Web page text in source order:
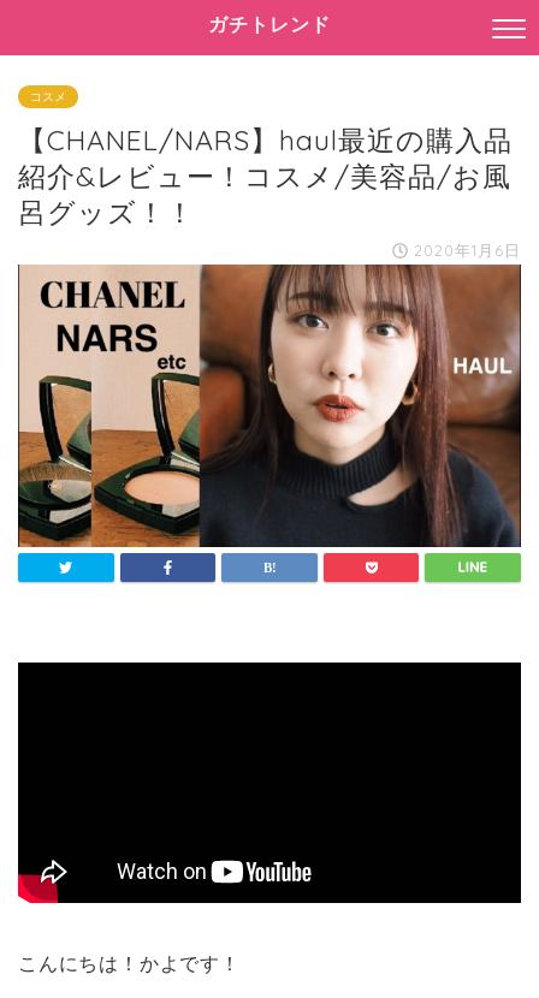
ガチトレンド
コスメ
【CHANEL/NARS】haul最近の購入品
紹介&レビュー！コスメ/美容品/お風
呂グッズ！！
2020年1月6日
こんにちは！かよです！